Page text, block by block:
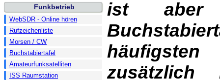
Funkbetrieb
WebSDR - Online hören
Rufzeichenliste
Morsen / CW
Buchstabiertafel
Amateurfunksatelliten
ISS Raumstation
ist aber
häufigsten